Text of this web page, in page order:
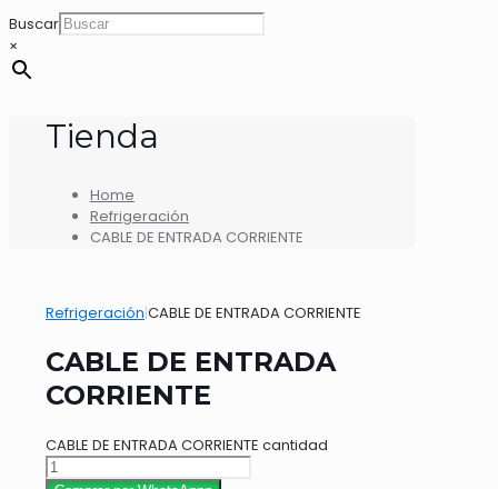
Buscar
×
Tienda
Home
Refrigeración
CABLE DE ENTRADA CORRIENTE
Refrigeración|CABLE DE ENTRADA CORRIENTE
CABLE DE ENTRADA
CORRIENTE
CABLE DE ENTRADA CORRIENTE cantidad